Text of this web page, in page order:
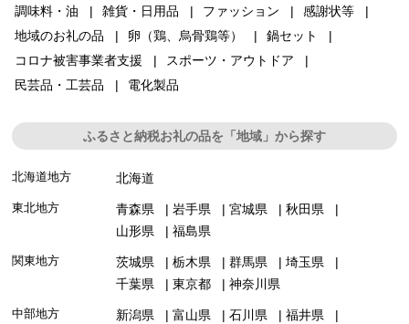
調味料・油
雑貨・日用品 ファッション
感謝状等
地域のお礼の品
卵（鶏、烏骨鶏等）
鍋セット
コロナ被害事業者支援
スポーツ・アウトドア
民芸品・工芸品
電化製品
ふるさと納税お礼の品を「地域」から探す
北海道地方 北海道
東北地方 青森県 岩手県 宮城県
秋田県
山形県
福島県
関東地方 茨城県 栃木県 群馬県
埼玉県
千葉県
東京都 神奈川県
中部地方 新潟県 富山県 石川県
福井県